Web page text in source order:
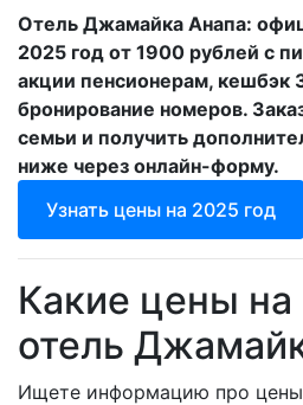
Отель Джамайка Анапа:
2025 год от 1900 рублей с
акции пенсионерам, кешбэк
бронирование номеров.
семьи и получить
ниже через онлайн-форму.
Узнать цены на 2025 год
Какие цены на
отель
Ищете информацию про